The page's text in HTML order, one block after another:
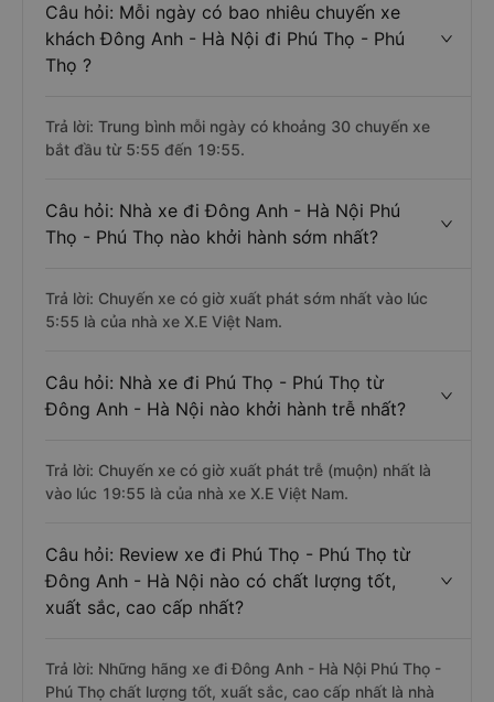
Câu hỏi: Mỗi ngày có bao nhiêu chuyến xe
khách Đông Anh - Hà Nội đi Phú Thọ - Phú
Thọ ?
Trả lời: Trung bình mỗi ngày có khoảng 30 chuyến xe
bắt đầu từ 5:55 đến 19:55.
Câu hỏi: Nhà xe đi Đông Anh - Hà Nội Phú
Thọ - Phú Thọ nào khởi hành sớm nhất?
Trả lời: Chuyến xe có giờ xuất phát sớm nhất vào lúc
5:55 là của nhà xe X.E Việt Nam.
Câu hỏi: Nhà xe đi Phú Thọ - Phú Thọ từ
Đông Anh - Hà Nội nào khởi hành trễ nhất?
Trả lời: Chuyến xe có giờ xuất phát trễ (muộn) nhất là
vào lúc 19:55 là của nhà xe X.E Việt Nam.
Câu hỏi: Review xe đi Phú Thọ - Phú Thọ từ
Đông Anh - Hà Nội nào có chất lượng tốt,
xuất sắc, cao cấp nhất?
Trả lời: Những hãng xe đi Đông Anh - Hà Nội Phú Thọ -
Phú Thọ chất lượng tốt, xuất sắc, cao cấp nhất là nhà